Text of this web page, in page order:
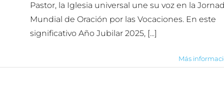
Pastor, la Iglesia universal une su voz en la
Mundial de Oración por las Vocaciones. En este
significativo Año Jubilar 2025, [...]
Más